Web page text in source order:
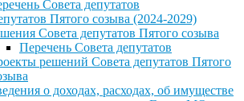
Совета депутатов
Пятого созыва (2024-2029)
Совета депутатов Пятого созыва
Перечень Совета депутатов
решений Совета депутатов Пятого
о доходах, расходах, об имуществе